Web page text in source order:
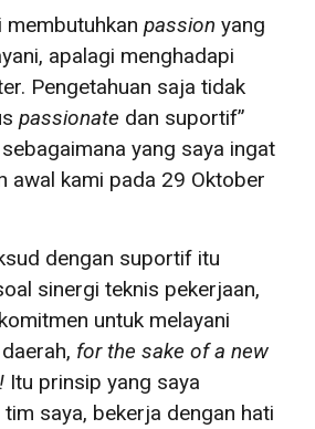
membutuhkan passion yang
apalagi menghadapi
Pengetahuan saja tidak
passionate dan suportif”
yang saya ingat
awal kami pada 29 Oktober
dengan suportif itu
sinergi teknis pekerjaan,
untuk melayani
for the sake of a new
Itu prinsip yang saya
saya, bekerja dengan hati